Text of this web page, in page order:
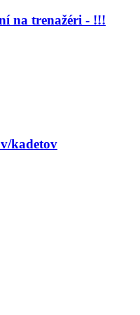
na trenažéri - !!!
kadetov